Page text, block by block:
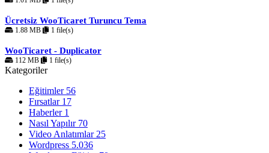
Ücretsiz WooTicaret Turuncu Tema
1.88 MB 1 file(s)
WooTicaret - Duplicator
112 MB 1 file(s)
Kategoriler
Eğitimler 56
Fırsatlar 17
Haberler 1
Nasıl Yapılır 70
Video Anlatımlar 25
Wordpress 5.036